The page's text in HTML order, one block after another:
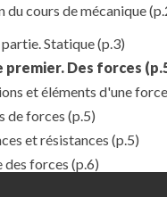
du cours de mécanique
Statique(p.3)
premier. Des forces
et éléments d'une force
de forces (p.5)
et résistances (p.5)
des forces (p.6)